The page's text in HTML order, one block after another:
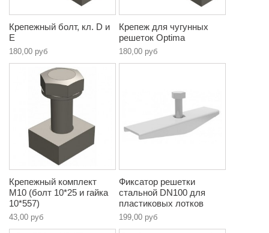
Крепежный болт, кл. D и
E
180,00 руб
Крепеж для чугунных
решеток Optima
180,00 руб
Крепежный комплект
М10 (болт 10*25 и гайка
10*557)
43,00 руб
Фиксатор решетки
стальной DN100 для
пластиковых лотков
199,00 руб